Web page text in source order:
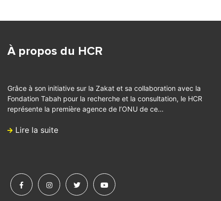
À propos du HCR
Grâce à son initiative sur la Zakat et sa collaboration avec la
Fondation Tabah pour la recherche et la consultation, le HCR
représente la première agence de l’ONU de ce…
Lire la suite